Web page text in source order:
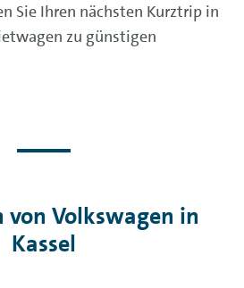
Sie Ihren nächsten Kurztrip in
zu günstigen
Volkswagen in
Kassel